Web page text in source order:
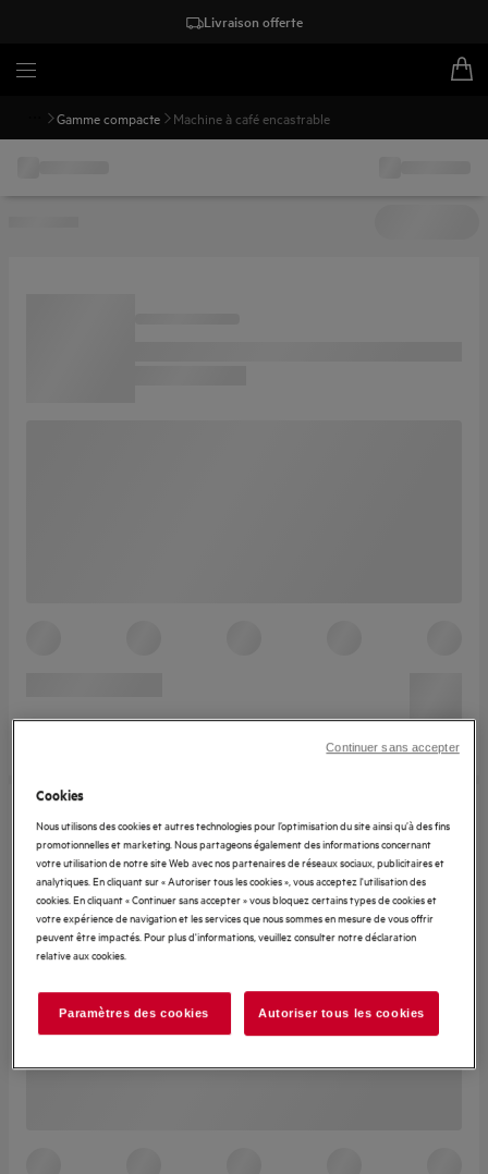
Livraison offerte
Gamme compacte Machine à café encastrable
Cookies
Nous utilisons des cookies et autres technologies pour l’optimisation du site ainsi qu’à des fins
promotionnelles et marketing. Nous partageons également des informations concernant
votre utilisation de notre site Web avec nos partenaires de réseaux sociaux, publicitaires et
analytiques. En cliquant sur « Autoriser tous les cookies », vous acceptez l'utilisation des
cookies. En cliquant « Continuer sans accepter » vous bloquez certains types de cookies et
votre expérience de navigation et les services que nous sommes en mesure de vous offrir
peuvent être impactés. Pour plus d'informations, veuillez consulter notre déclaration
relative aux cookies.
Paramètres des cookies Autoriser tous les cookies
Continuer sans accepter